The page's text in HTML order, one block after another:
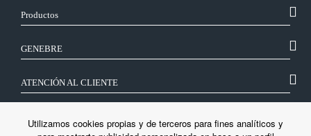
Productos
GENEBRE
ATENCIÓN AL CLIENTE
Utilizamos cookies propias y de terceros para fines analíticos y